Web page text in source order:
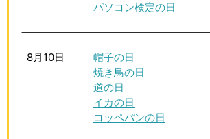
パソコン検定の日
8月10日
帽子の日
焼き鳥の日
道の日
イカの日
コッペパンの日